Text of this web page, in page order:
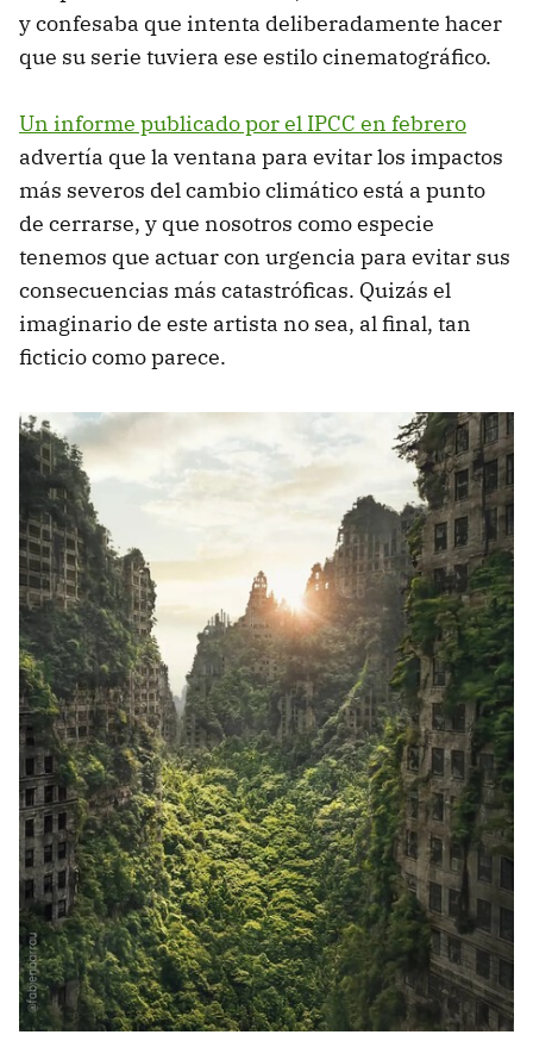
y confesaba que intenta deliberadamente hacer
que su serie tuviera ese estilo cinematográfico.
Un informe publicado por el IPCC en febrero
advertía que la ventana para evitar los impactos
más severos del cambio climático está a punto
de cerrarse, y que nosotros como especie
tenemos que actuar con urgencia para evitar sus
consecuencias más catastróficas. Quizás el
imaginario de este artista no sea, al final, tan
ficticio como parece.